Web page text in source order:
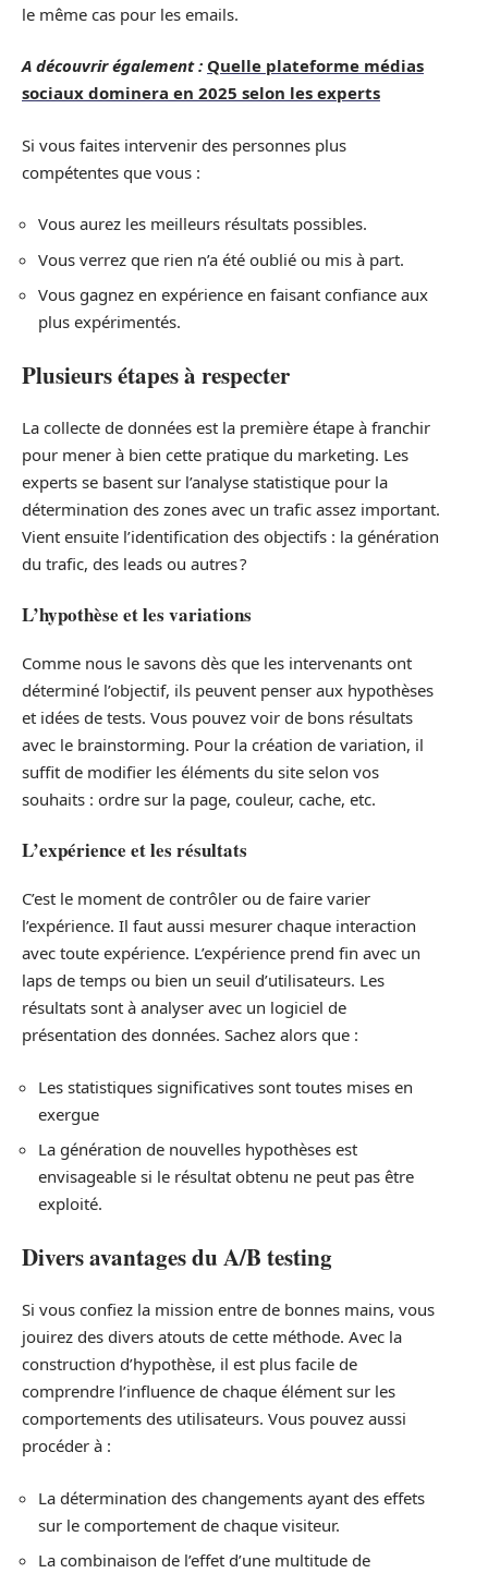
le même cas pour les emails.
A découvrir également : Quelle plateforme médias
sociaux dominera en 2025 selon les experts
Si vous faites intervenir des personnes plus
compétentes que vous :
Vous aurez les meilleurs résultats possibles.
Vous verrez que rien n’a été oublié ou mis à part.
Vous gagnez en expérience en faisant confiance aux
plus expérimentés.
Plusieurs étapes à respecter
La collecte de données est la première étape à franchir
pour mener à bien cette pratique du marketing. Les
experts se basent sur l’analyse statistique pour la
détermination des zones avec un trafic assez important.
Vient ensuite l’identification des objectifs : la génération
du trafic, des leads ou autres ?
L’hypothèse et les variations
Comme nous le savons dès que les intervenants ont
déterminé l’objectif, ils peuvent penser aux hypothèses
et idées de tests. Vous pouvez voir de bons résultats
avec le brainstorming. Pour la création de variation, il
suffit de modifier les éléments du site selon vos
souhaits : ordre sur la page, couleur, cache, etc.
L’expérience et les résultats
C’est le moment de contrôler ou de faire varier
l’expérience. Il faut aussi mesurer chaque interaction
avec toute expérience. L’expérience prend fin avec un
laps de temps ou bien un seuil d’utilisateurs. Les
résultats sont à analyser avec un logiciel de
présentation des données. Sachez alors que :
Les statistiques significatives sont toutes mises en
exergue
La génération de nouvelles hypothèses est
envisageable si le résultat obtenu ne peut pas être
exploité.
Divers avantages du A/B testing
Si vous confiez la mission entre de bonnes mains, vous
jouirez des divers atouts de cette méthode. Avec la
construction d’hypothèse, il est plus facile de
comprendre l’influence de chaque élément sur les
comportements des utilisateurs. Vous pouvez aussi
procéder à :
La détermination des changements ayant des effets
sur le comportement de chaque visiteur.
La combinaison de l’effet d’une multitude de